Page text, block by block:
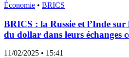
Économie • BRICS
BRICS : la Russie et l’Inde sur
du dollar dans leurs échanges
11/02/2025 • 15:41